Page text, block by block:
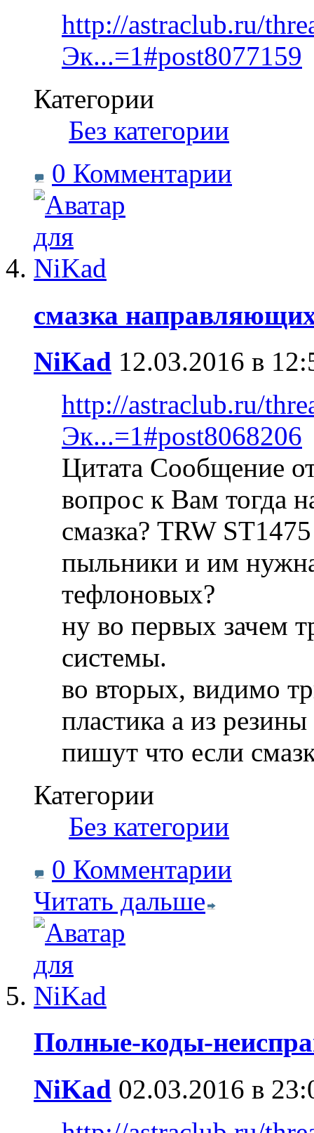
http://astraclub.ru/
Эк...=1#post8077159
Категории
Без категории
0 Комментарии
смазка
NiKad 12.03.2016 в
http://astraclub.ru/
Эк...=1#post8068206
Цитата Сообщение
вопрос к Вам тогда
смазка? TRW
пыльники и им
тефлоновых?
ну во первых зачем
системы.
во вторых, видимо
пластика а из
пишут что если
Категории
Без категории
0 Комментарии
Читать дальше
Полные-коды-
NiKad 02.03.2016 в